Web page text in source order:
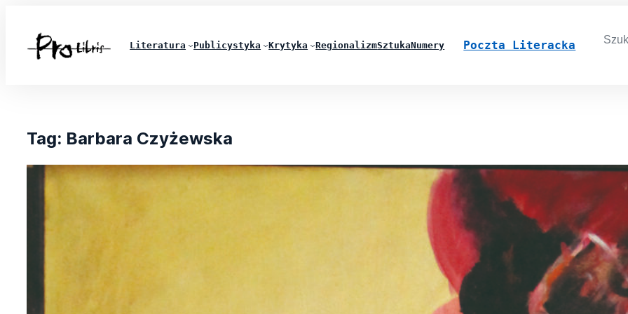
Literatura Publicystyka Krytyka RegionalizmSztukaNumery Poczta Literacka
for:
Tag: Barbara Czyżewska